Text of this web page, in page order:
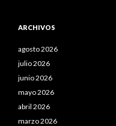
ARCHIVOS
agosto 2026
julio 2026
junio 2026
mayo 2026
abril 2026
marzo 2026